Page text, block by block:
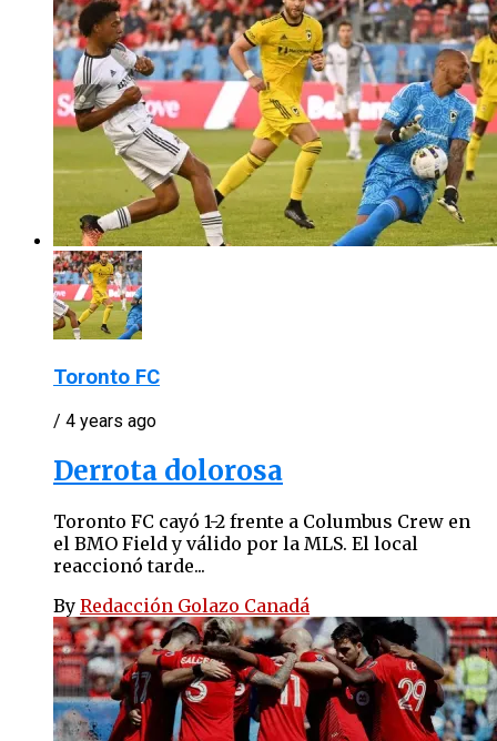
Toronto FC
/ 4 years ago
Derrota dolorosa
Toronto FC cayó 1-2 frente a Columbus Crew en
el BMO Field y válido por la MLS. El local
reaccionó tarde...
By Redacción Golazo Canadá